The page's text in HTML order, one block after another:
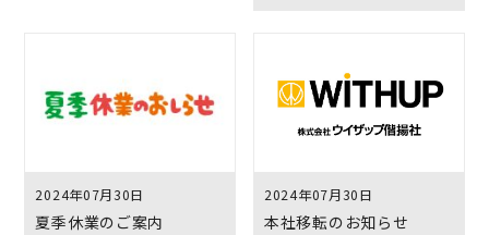
2024年07月30日
夏季休業のご案内
2024年07月30日
本社移転のお知らせ